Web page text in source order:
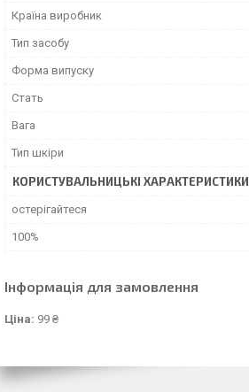
Країна виробник
Тип засобу
Форма випуску
Стать
Вага
Тип шкіри
КОРИСТУВАЛЬНИЦЬКІ ХАРАКТЕРИСТИКИ
остерігайтеся
100%
Інформація для замовлення
Ціна: 99 ₴